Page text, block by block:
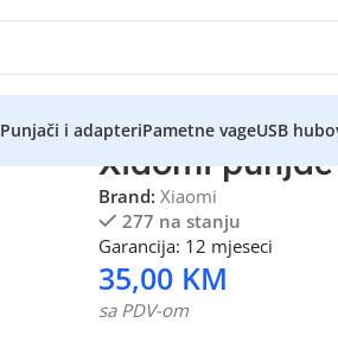
Punjači i adapteriPametne vageUSB
Xiaomi punjač
Brand: Xiaomi
277 na stanju
Garancija: 12 mjeseci
35,00 KM
sa PDV-om